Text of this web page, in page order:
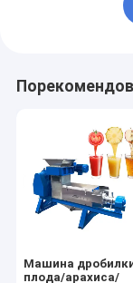
Машина
плода/арахиса/